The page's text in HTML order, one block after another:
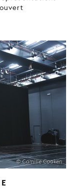
© Camille Cooken